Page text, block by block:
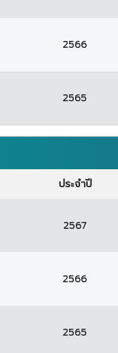
2566
2565
ประจำปี
2567
2566
2565